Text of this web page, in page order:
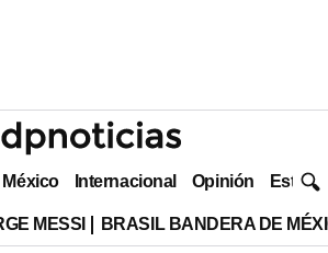
México Internacional Opinión Estilo
MESSI BRASIL BANDERA DE